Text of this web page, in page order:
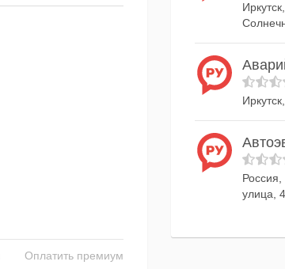
Оплатить премиум
Россия,
улица,